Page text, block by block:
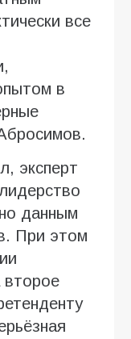
все
в
эксперт
данным
При этом
второе